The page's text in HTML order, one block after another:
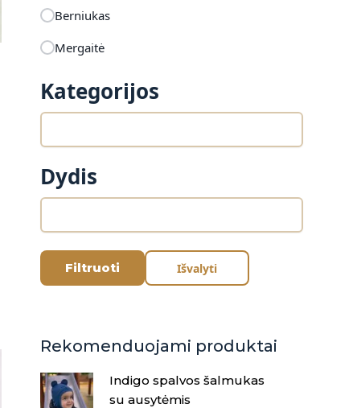
Berniukas
Mergaitė
Kategorijos
Dydis
Filtruoti Išvalyti
Rekomenduojami produktai
Indigo spalvos šalmukas
su ausytėmis